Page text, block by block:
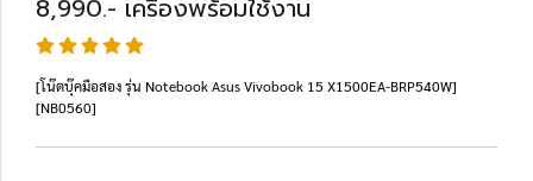
8,990.- เครื่องพร้อมใช้งาน
[โน๊ตบุ๊คมือสอง รุ่น Notebook Asus Vivobook 15 X1500EA-BRP540W]
[NB0560]